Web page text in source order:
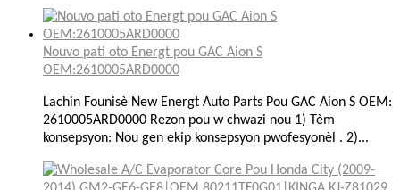
Nouvo pati oto Energt pou GAC Aion S
OEM:2610005ARD0000
Lachin Founisè New Energt Auto Parts Pou GAC Aion S OEM:
2610005ARD0000 Rezon pou w chwazi nou 1) Tèm
konsepsyon: Nou gen ekip konsepsyon pwofesyonèl . 2)...